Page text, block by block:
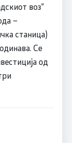
воз”
–
станица)
Се
од